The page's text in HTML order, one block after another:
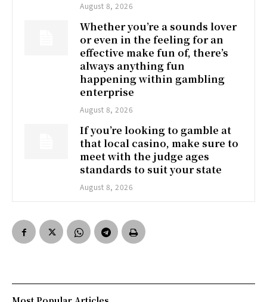
August 8, 2026
Whether you’re a sounds lover
or even in the feeling for an
effective make fun of, there’s
always anything fun
happening within gambling
enterprise
August 8, 2026
If you’re looking to gamble at
that local casino, make sure to
meet with the judge ages
standards to suit your state
August 8, 2026